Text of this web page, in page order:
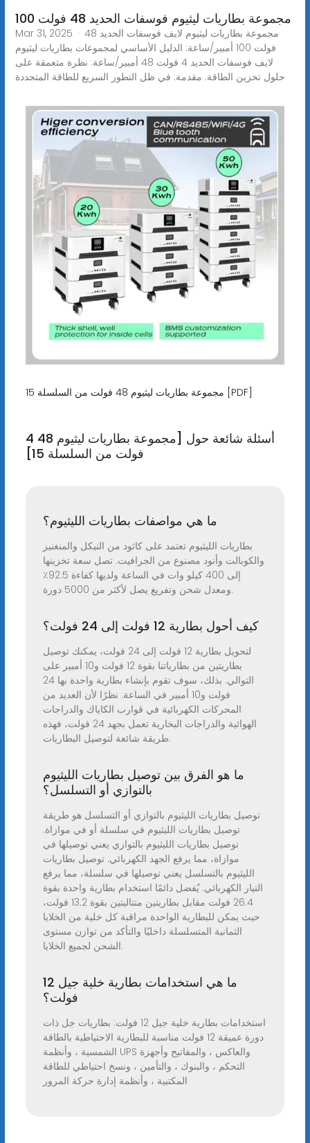
مجموعة بطاريات ليثيوم فوسفات الحديد 48 فولت 100
Mar 31, 2025 · مجموعة بطاريات ليثيوم لايف فوسفات الحديد 48
فولت 100 أمبير/ساعة: الدليل الأساسي لمجموعات بطاريات ليثيوم
لايف فوسفات الحديد 4 فولت 48 أمبير/ساعة: نظرة متعمقة على
حلول تخزين الطاقة. مقدمة: في ظل التطور السريع للطاقة المتجددة
مجموعة بطاريات ليثيوم 48 فولت من السلسلة 15 [PDF]
4 أسئلة شائعة حول [مجموعة بطاريات ليثيوم 48
فولت من السلسلة 15]
ما هي مواصفات بطاريات الليثيوم؟
بطاريات الليثيوم تعتمد على كاثود من النيكل والمنغنيز
والكوبالت وأنود مصنوع من الجرافيت. تصل سعة تخزينها
إلى 400 كيلو وات في الساعة ولديها كفاءة 92.5٪
ومعدل شحن وتفريغ يصل لأكثر من 5000 دورة.
كيف أحول بطارية 12 فولت إلى 24 فولت؟
لتحويل بطارية 12 فولت إلى 24 فولت، يمكنك توصيل
بطاريتين من بطارياتنا بقوة 12 فولت و10 أمبير على
التوالي. بذلك، سوف تقوم بإنشاء بطارية واحدة بها 24
فولت و10 أمبير في الساعة. نظرًا لأن العديد من
المحركات الكهربائية في قوارب الكاياك والدراجات
الهوائية والدراجات البخارية تعمل بجهد 24 فولت، فهذه
طريقة شائعة لتوصيل البطاريات.
ما هو الفرق بين توصيل بطاريات الليثيوم
بالتوازي أو التسلسل؟
توصيل بطاريات الليثيوم بالتوازي أو التسلسل هو طريقة
توصيل بطاريات الليثيوم في سلسلة أو في موازاة.
توصيل بطاريات الليثيوم بالتوازي يعني توصيلها في
موازاة، مما يرفع الجهد الكهربائي. توصيل بطاريات
الليثيوم بالتسلسل يعني توصيلها في سلسلة، مما يرفع
التيار الكهربائي. يُفضل دائمًا استخدام بطارية واحدة بقوة
26.4 فولت مقابل بطاريتين متتاليتين بقوة 13.2 فولت،
حيث يمكن للبطارية الواحدة مراقبة كل خلية من الخلايا
الثمانية المتسلسلة داخليًا والتأكد من توازن مستوى
الشحن لجميع الخلايا.
ما هي استخدامات بطارية خلية جيل 12
فولت؟
استخدامات بطارية خلية جيل 12 فولت: بطاريات جل ذات
دورة عميقة 12 فولت مناسبة للبطارية الاحتياطية بالطاقة
الشمسية ، وأنظمة UPS والعاكس ، والمفاتيح وأجهزة
التحكم ، والبنوك ، والتأمين ، ونسخ احتياطي للطاقة
المكتبية ، وأنظمة إدارة حركة المرور